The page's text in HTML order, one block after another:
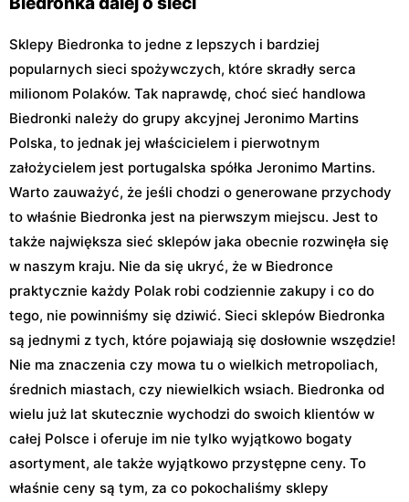
Sklepy Biedronka to jedne z lepszych i bardziej
popularnych sieci spożywczych, które skradły serca
milionom Polaków. Tak naprawdę, choć sieć handlowa
Biedronki należy do grupy akcyjnej Jeronimo Martins
Polska, to jednak jej właścicielem i pierwotnym
założycielem jest portugalska spółka Jeronimo Martins.
Warto zauważyć, że jeśli chodzi o generowane przychody
to właśnie Biedronka jest na pierwszym miejscu. Jest to
także największa sieć sklepów jaka obecnie rozwinęła się
w naszym kraju. Nie da się ukryć, że w Biedronce
praktycznie każdy Polak robi codziennie zakupy i co do
tego, nie powinniśmy się dziwić. Sieci sklepów Biedronka
są jednymi z tych, które pojawiają się dosłownie wszędzie!
Nie ma znaczenia czy mowa tu o wielkich metropoliach,
średnich miastach, czy niewielkich wsiach. Biedronka od
wielu już lat skutecznie wychodzi do swoich klientów w
całej Polsce i oferuje im nie tylko wyjątkowo bogaty
asortyment, ale także wyjątkowo przystępne ceny. To
właśnie ceny są tym, za co pokochaliśmy sklepy